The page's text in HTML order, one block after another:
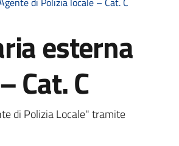
esterna
Cat. C
di Polizia Locale" tramite